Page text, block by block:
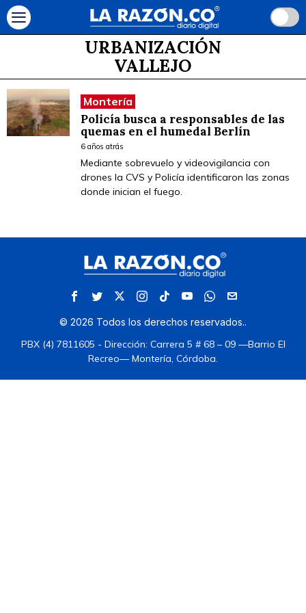
URBANIZACIÓN
VALLEJO
Montería
Policía busca a responsables de las
quemas en el humedal Berlín
6 años atrás
Mediante sobrevuelo y videovigilancia con
drones la CVS y Policía identificaron las zonas
donde inician el fuego.
© 2026 Todos los derechos reservados..
PBX (4) 7811605 - Dirección: Carrera 5 # 68 – 09 —Barrio El
Recreo— Montería, Córdoba.